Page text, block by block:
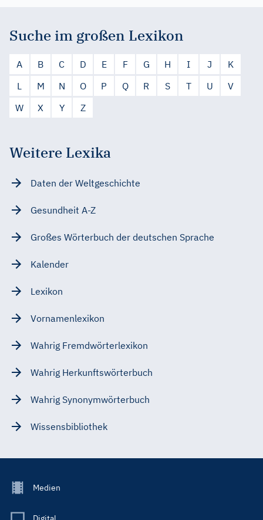
Suche im großen Lexikon
A B C D E F G H I J
K
L
M N O P Q R S T U
V
W
X Y Z
Weitere Lexika
Daten der Weltgeschichte
Gesundheit A-Z
Großes Wörterbuch der deutschen Sprache
Kalender
Lexikon
Vornamenlexikon
Wahrig Fremdwörterlexikon
Wahrig Herkunftswörterbuch
Wahrig Synonymwörterbuch
Wissensbibliothek
Footer
Main
Medien